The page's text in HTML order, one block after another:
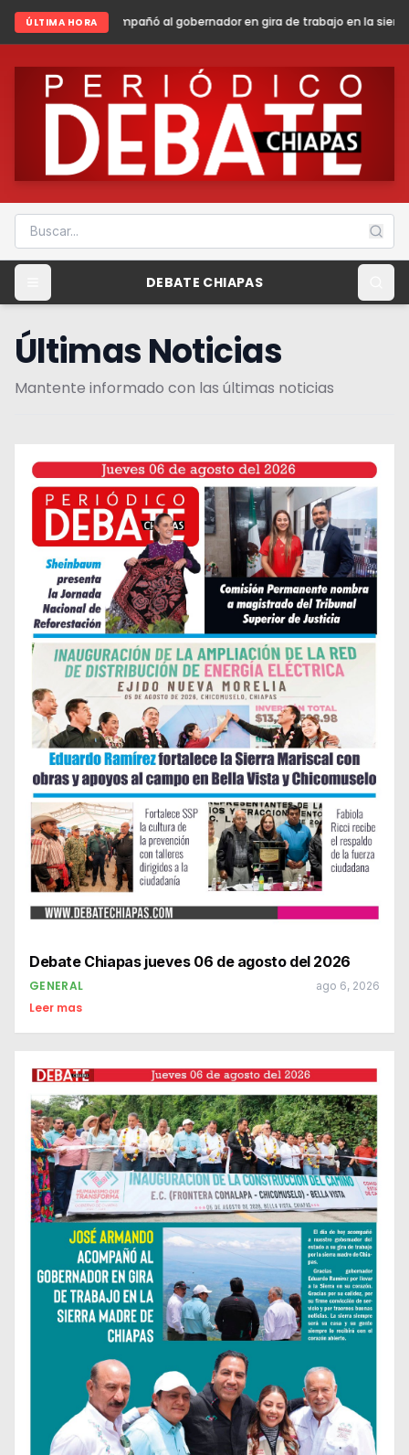
ÚLTIMA HORA
al gobernador en gira de trabajo en la sierra madre de Chiapas
DEBATE CHIAPAS
Últimas Noticias
Mantente informado con las últimas noticias
Debate Chiapas jueves 06 de agosto del 2026
GENERAL ago 6, 2026
Leer mas